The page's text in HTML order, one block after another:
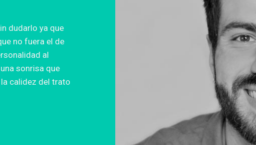
dudarlo ya que
no fuera el de
al
sonrisa que
calidez del trato